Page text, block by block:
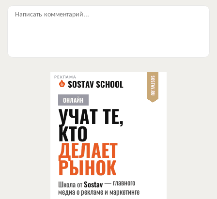
Написать комментарий...
РЕКЛАМА